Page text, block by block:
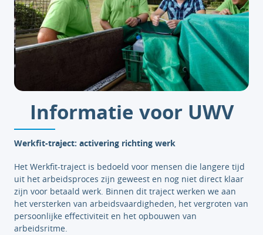
Informatie voor UWV
Werkfit-traject: activering richting werk
Het Werkfit-traject is bedoeld voor mensen die langere tijd
uit het arbeidsproces zijn geweest en nog niet direct klaar
zijn voor betaald werk. Binnen dit traject werken we aan
het versterken van arbeidsvaardigheden, het vergroten van
persoonlijke effectiviteit en het opbouwen van
arbeidsritme.